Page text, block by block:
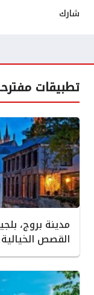
شارك
تطبيقات
مدينة بروج،
القصص الخيالية